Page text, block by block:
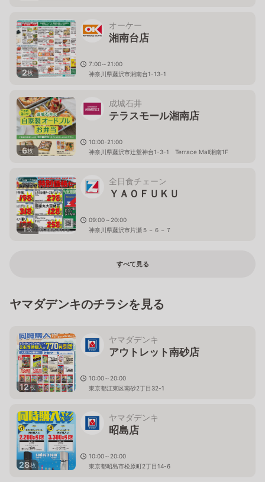
2枚
オーケー
湘南台店
7:00～21:00
神奈川県藤沢市湘南台1-13-1
6枚
成城石井
テラスモール湘南店
10:00-21:00
神奈川県藤沢市辻堂神台1-3-1 Terrace Mall湘南1F
1枚
全日食チェーン
ＹＡＯＦＵＫＵ
09:00～20:00
神奈川県藤沢市片瀬５－６－７
すべて見る
ヤマダデンキのチラシを見る
12枚
ヤマダデンキ
アウトレット南砂店
10:00～20:00
東京都江東区南砂2丁目32-1
28枚
ヤマダデンキ
昭島店
10:00～20:00
東京都昭島市松原町2丁目14-6